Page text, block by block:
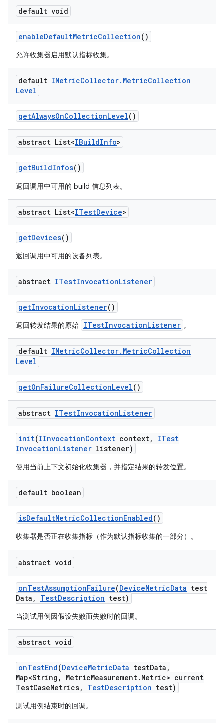
default void
enableDefaultMetricCollection()
允许收集器启用默认指标收集。
default IMetricCollector. MetricCollection
Level
getAlwaysOnCollectionLevel()
abstract List<IBuildInfo>
getBuildInfos()
返回调用中可用的 build 信息列表。
abstract List<ITestDevice>
getDevices()
返回调用中可用的设备列表。
abstract ITestInvocationListener
getInvocationListener()
返回转发结果的原始 ITestInvocationListener 。
default IMetricCollector. MetricCollection
Level
getOnFailureCollectionLevel()
abstract ITestInvocationListener
init(IInvocationContext context,
ITest
InvocationListener listener)
使用当前上下文初始化收集器，并指定结果的转发位置。
default boolean
isDefaultMetricCollectionEnabled()
收集器是否正在收集指标（作为默认指标收集的一部分）。
abstract void
onTestAssumptionFailure(DeviceMetricData test
Data , TestDescription test)
当测试用例因假设失败而失败时的回调。
abstract void
onTestEnd(DeviceMetricData testData ,
Map<String , MetricMeasurement. Metric> current
TestCaseMetrics, TestDescription test)
测试用例结束时的回调。